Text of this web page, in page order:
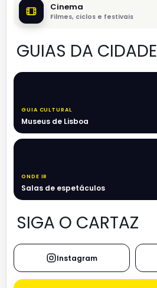
Cinema
Filmes, ciclos e festivais
GUIAS DA CIDADE
GUIA CULTURAL
Museus de Lisboa
ONDE IR
Salas de espetáculos
SIGA O CARTAZ
Instagram